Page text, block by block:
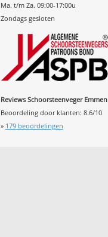
Ma. t/m Za. 09:00-17:00u
Zondags gesloten
Reviews Schoorsteenveger Emmen
Beoordeling door klanten: 8.6/10
» 179beoordelingen